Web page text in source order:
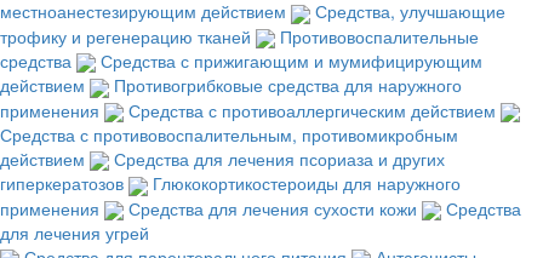
местноанестезирующим действием
Средства, улучшающие
трофику и регенерацию тканей
Противовоспалительные
средства
Средства с прижигающим и мумифицирующим
действием
Противогрибковые средства для наружного
применения
Средства с противоаллергическим действием
Средства с противовоспалительным, противомикробным
действием
Средства для лечения псориаза и других
гиперкератозов
Глюкокортикостероиды для наружного
применения
Средства для лечения сухости кожи
Средства
для лечения угрей